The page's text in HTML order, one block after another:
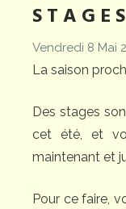
Vendredi 8 Mai
La saison
Des stages
cet été, et
maintenant et
Pour ce faire,